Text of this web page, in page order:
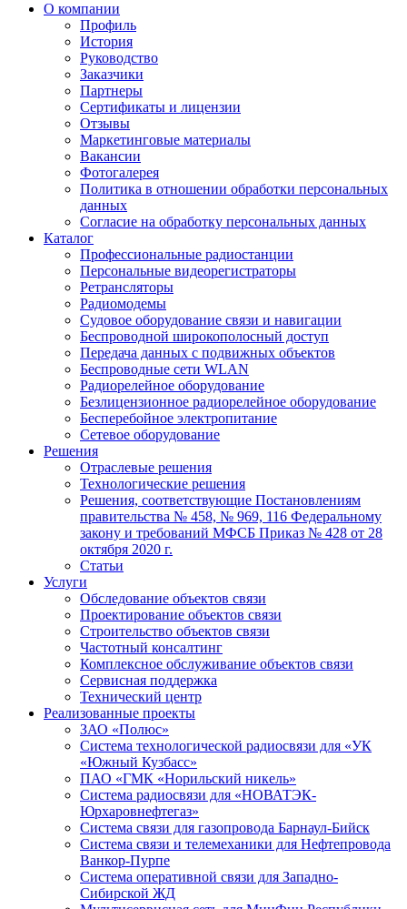
О компании
Профиль
История
Руководство
Заказчики
Партнеры
Сертификаты и лицензии
Отзывы
Маркетинговые материалы
Вакансии
Фотогалерея
Политика в отношении обработки персональных
данных
Согласие на обработку персональных данных
Каталог
Профессиональные радиостанции
Персональные видеорегистраторы
Ретрансляторы
Радиомодемы
Судовое оборудование связи и навигации
Беспроводной широкополосный доступ
Передача данных с подвижных объектов
Беспроводные сети WLAN
Радиорелейное оборудование
Безлицензионное радиорелейное оборудование
Бесперебойное электропитание
Сетевое оборудование
Решения
Отраслевые решения
Технологические решения
Решения, соответствующие Постановлениям
правительства № 458, № 969, 116 Федеральному
закону и требований МФСБ Приказ № 428 от 28
октября 2020 г.
Статьи
Услуги
Обследование объектов связи
Проектирование объектов связи
Строительство объектов связи
Частотный консалтинг
Комплексное обслуживание объектов связи
Сервисная поддержка
Технический центр
Реализованные проекты
ЗАО «Полюс»
Система технологической радиосвязи для «УК
«Южный Кузбасс»
ПАО «ГМК «Норильский никель»
Система радиосвязи для «НОВАТЭК-
Юрхаровнефтегаз»
Система связи для газопровода Барнаул-Бийск
Система связи и телемеханики для Нефтепровода
Ванкор-Пурпе
Система оперативной связи для Западно-
Сибирской ЖД